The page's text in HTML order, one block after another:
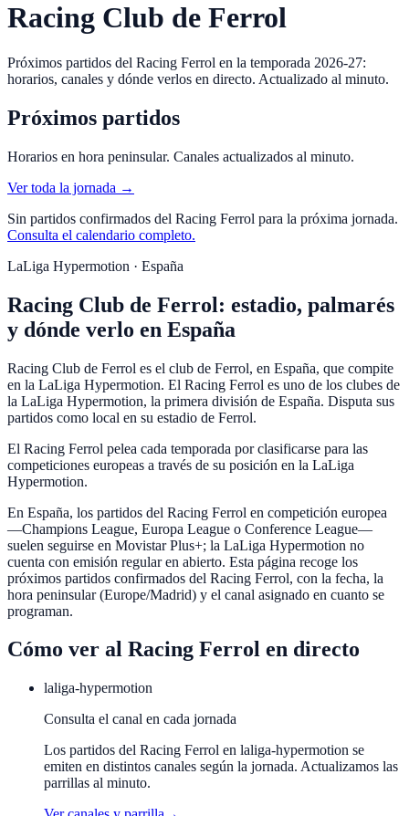
Racing Club de Ferrol
Próximos partidos del Racing Ferrol en la temporada 2026-27:
horarios, canales y dónde verlos en directo. Actualizado al minuto.
Próximos partidos
Horarios en hora peninsular. Canales actualizados al minuto.
Ver toda la jornada →
Sin partidos confirmados del Racing Ferrol para la próxima jornada.
Consulta el calendario completo.
LaLiga Hypermotion · España
Racing Club de Ferrol: estadio, palmarés
y dónde verlo en España
Racing Club de Ferrol es el club de Ferrol, en España, que compite
en la LaLiga Hypermotion. El Racing Ferrol es uno de los clubes de
la LaLiga Hypermotion, la primera división de España. Disputa sus
partidos como local en su estadio de Ferrol.
El Racing Ferrol pelea cada temporada por clasificarse para las
competiciones europeas a través de su posición en la LaLiga
Hypermotion.
En España, los partidos del Racing Ferrol en competición europea
—Champions League, Europa League o Conference League—
suelen seguirse en Movistar Plus+; la LaLiga Hypermotion no
cuenta con emisión regular en abierto. Esta página recoge los
próximos partidos confirmados del Racing Ferrol, con la fecha, la
hora peninsular (Europe/Madrid) y el canal asignado en cuanto se
programan.
Cómo ver al Racing Ferrol en directo
laliga-hypermotion
Consulta el canal en cada jornada
Los partidos del Racing Ferrol en laliga-hypermotion se
emiten en distintos canales según la jornada. Actualizamos las
parrillas al minuto.